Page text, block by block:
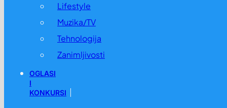
Lifestyle
Muzika/TV
Tehnologija
Zanimljivosti
OGLASI
I
KONKURSI